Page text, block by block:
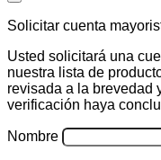
Solicitar cuenta
Usted solicitará una
nuestra lista de
revisada a la brevedad
verificación haya
Nombre